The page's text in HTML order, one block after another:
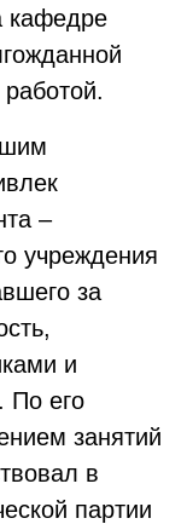
кафедре
–
учреждения
за
и
По его
занятий
в
партии